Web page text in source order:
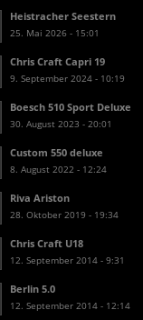
Heistracher Seestern
25. Mai 2026 - 15:01
Chris Craft Capri 19
9. September 2024 - 10:19
Boesch 510 Sport Deluxe
30. August 2023 - 20:01
Custom 550 deluxe
8. August 2022 - 12:24
Riva Ariston
28. Oktober 2019 - 19:34
Chris Craft U18
12. September 2014 - 9:31
Berlin 5.0
12. September 2014 - 12:14